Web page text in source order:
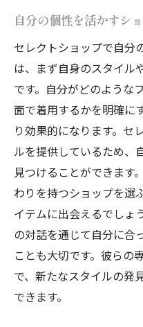
自分の個性を活かすシ
セレクトショップで自分
は、まず自身のスタイル
です。自分がどのような
面で着用するかを明確に
り効果的になります。セ
ルを提供しているため、
見つけることができます
わりを持つショップを選
イテムに出会えるでしょ
の対話を通じて自分に合
ことも大切です。彼らの
で、新たなスタイルの発
できます。